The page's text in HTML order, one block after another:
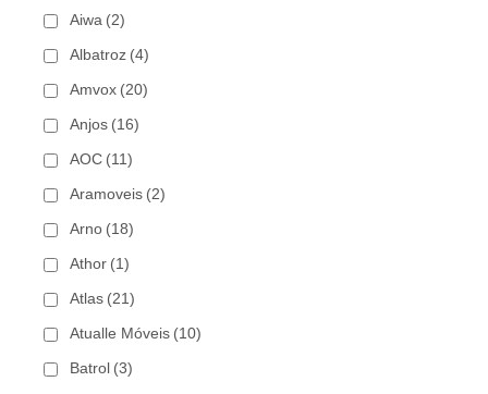
Aiwa (2)
Albatroz (4)
Amvox (20)
Anjos (16)
AOC (11)
Aramoveis (2)
Arno (18)
Athor (1)
Atlas (21)
Atualle Móveis (10)
Batrol (3)